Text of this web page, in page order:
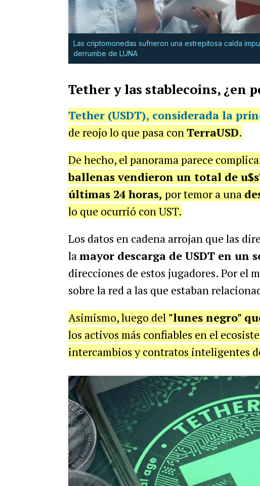
Las criptomonedas sufrieron una estrepitosa caída
derrumbe de LUNA
Tether y las stablecoins, ¿en
Tether (USDT), considerada la
de reojo lo que pasa conTerraUSD.
De hecho, el panorama parece
ballenas vendieron un total de
últimas 24 horas, por temor a una
lo que ocurrió con UST.
Los datos en cadena arrojan que las
lamayor descarga de USDT en un
direcciones de estos jugadores. Por el
sobre la red a las que estaban
Asimismo, luego del "lunes negro"
los activos más confiables en el
intercambios y contratos inteligentes